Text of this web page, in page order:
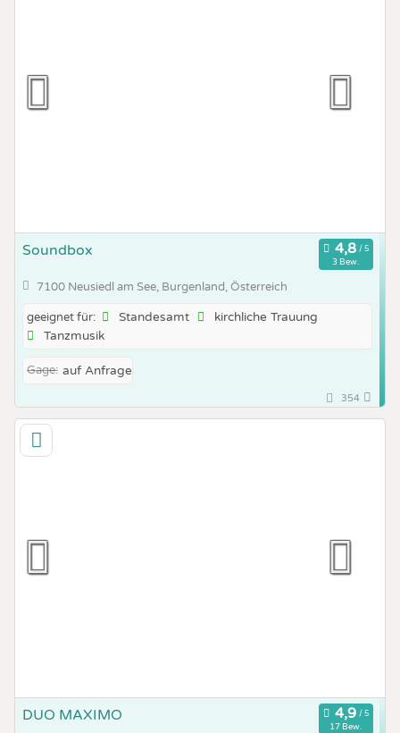
Soundbox
3 Bew.
7100 Neusiedl am See, Burgenland, Österreich
geeignet für: Standesamt
kirchliche Trauung
Tanzmusik
Gage: auf Anfrage
354
DUO MAXIMO
17 Bew.